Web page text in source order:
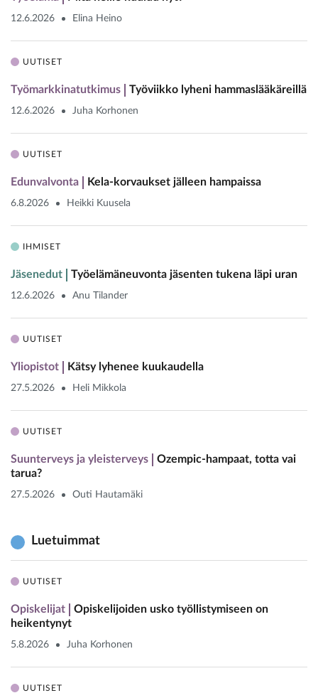
12.6.2026 Elina Heino
UUTISET
Työmarkkinatutkimus Työviikko lyheni hammaslääkäreillä
12.6.2026 Juha Korhonen
UUTISET
Edunvalvonta Kela-korvaukset jälleen hampaissa
6.8.2026 Heikki Kuusela
IHMISET
Jäsenedut Työelämäneuvonta jäsenten tukena läpi uran
12.6.2026 Anu Tilander
UUTISET
Yliopistot Kätsy lyhenee kuukaudella
27.5.2026 Heli Mikkola
UUTISET
Suunterveys ja yleisterveys
Ozempic-hampaat, totta vai
tarua?
27.5.2026 Outi Hautamäki
Luetuimmat
UUTISET
Opiskelijat
Opiskelijoiden usko työllistymiseen on
heikentynyt
5.8.2026 Juha Korhonen
UUTISET